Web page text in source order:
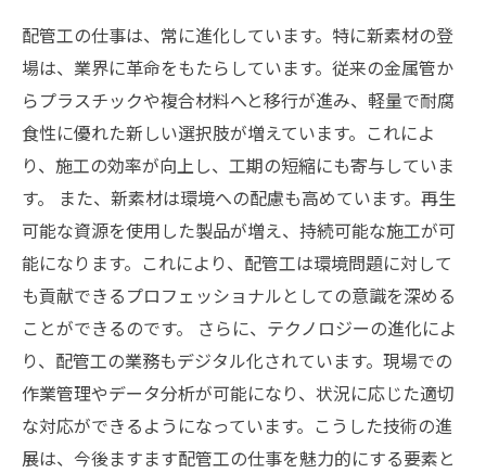
配管工の仕事は、常に進化しています。特に新素材の登
場は、業界に革命をもたらしています。従来の金属管か
らプラスチックや複合材料へと移行が進み、軽量で耐腐
食性に優れた新しい選択肢が増えています。これによ
り、施工の効率が向上し、工期の短縮にも寄与していま
す。 また、新素材は環境への配慮も高めています。再生
可能な資源を使用した製品が増え、持続可能な施工が可
能になります。これにより、配管工は環境問題に対して
も貢献できるプロフェッショナルとしての意識を深める
ことができるのです。 さらに、テクノロジーの進化によ
り、配管工の業務もデジタル化されています。現場での
作業管理やデータ分析が可能になり、状況に応じた適切
な対応ができるようになっています。こうした技術の進
展は、今後ますます配管工の仕事を魅力的にする要素と